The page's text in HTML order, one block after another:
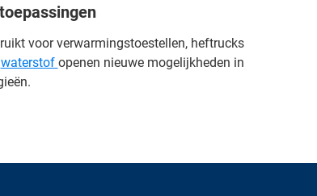
voor verwarmingstoestellen, heftrucks
waterstof openen nieuwe mogelijkheden in